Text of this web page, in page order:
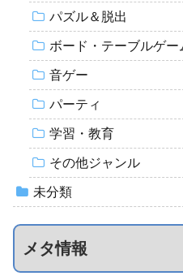
パズル＆脱出
ボード・テーブルゲー
音ゲー
パーティ
学習・教育
その他ジャンル
未分類
メタ情報